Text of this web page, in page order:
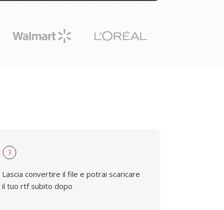
3
Lascia convertire il file e potrai scaricare
il tuo rtf subito dopo